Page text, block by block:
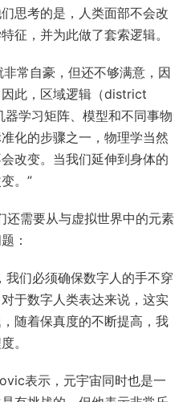
思考的是，人类面部不会改
征，并为此做了套索逻辑。
常自豪，但还不够满意，因
此，区域逻辑（district
学习矩阵、模型和不同事物
化的步骤之一，物理学当然
改变。当我们延伸到身体的
。”
需要从与虚拟世界中的元素
：
我们必须确保数字人的手不穿
于数字人类表达来说，这实
随着保真度的不断提高，我
。
表示，元宇宙同时也是一